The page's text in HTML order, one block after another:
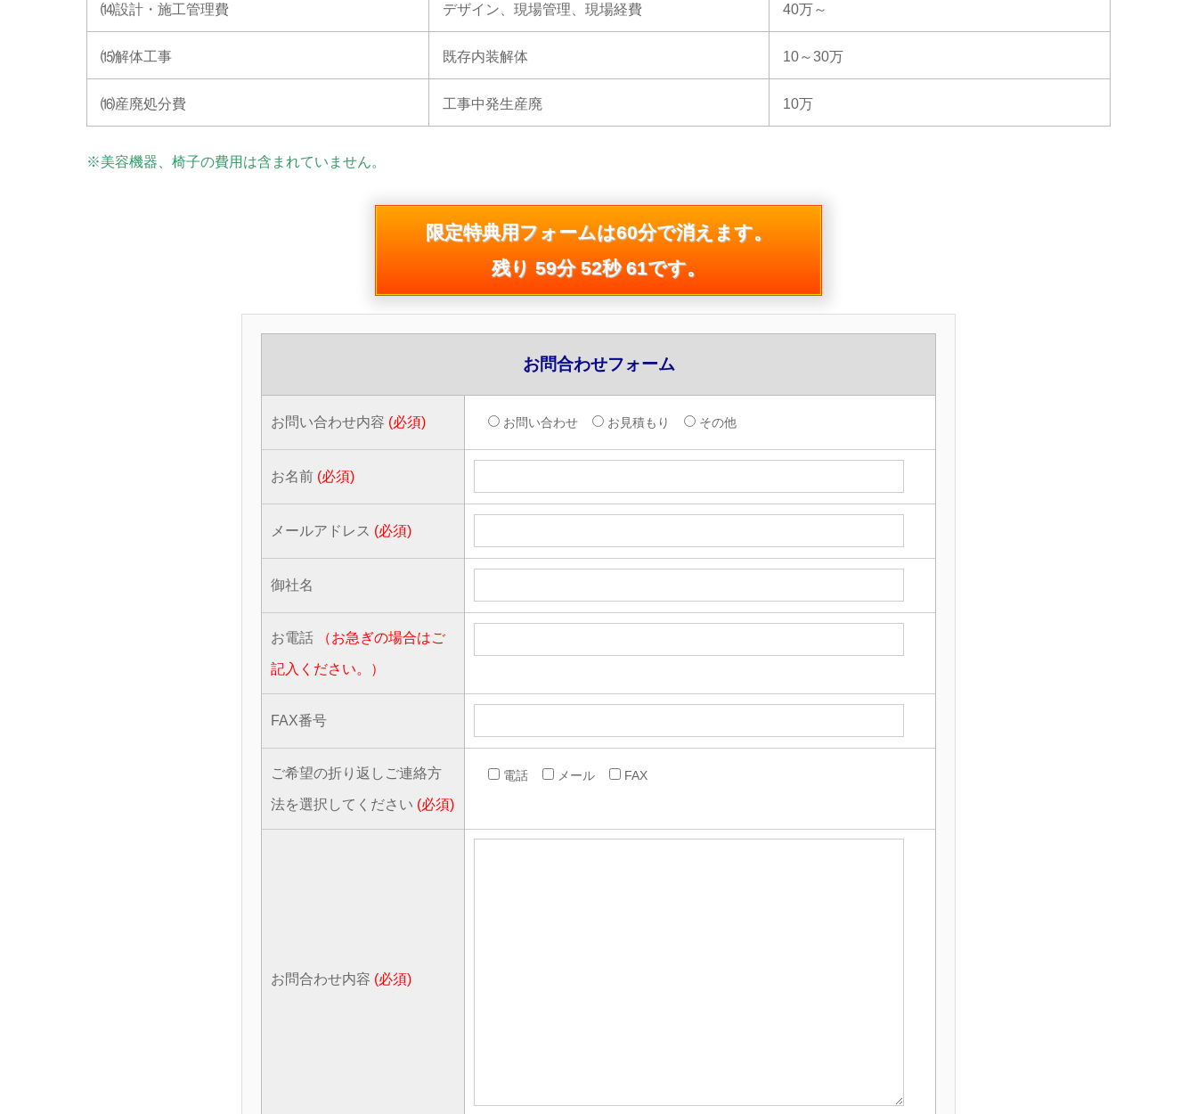
⒁設計・施工管理費 デザイン、現場管理、現場経費 40万～
⒂解体工事 既存内装解体 10～30万
⒃産廃処分費 工事中発生産廃 10万
※美容機器、椅子の費用は含まれていません。
限定特典用フォームは60分で消えます。
残り 59分 51秒 20です。
お問合わせフォーム
お問い合わせ内容 (必須) お問い合わせ お見積もり その他
お名前 (必須)
メールアドレス (必須)
御社名
お電話 （お急ぎの場合はご
記入ください。）
FAX番号
ご希望の折り返しご連絡方
法を選択してください (必須)
電話 メール FAX
お問合わせ内容 (必須)